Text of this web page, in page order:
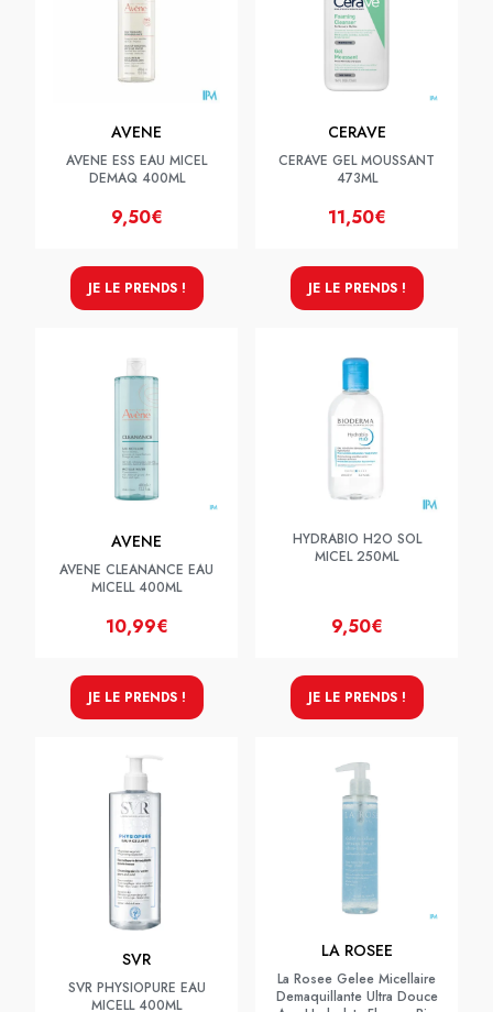
AVENE
AVENE ESS EAU MICEL
DEMAQ 400ML
9,50€
JE LE PRENDS !
CERAVE
CERAVE GEL MOUSSANT
473ML
11,50€
JE LE PRENDS !
AVENE
AVENE CLEANANCE EAU
MICELL 400ML
10,99€
JE LE PRENDS !
HYDRABIO H2O SOL
MICEL 250ML
9,50€
JE LE PRENDS !
SVR
SVR PHYSIOPURE EAU
MICELL 400ML
LA ROSEE
La Rosee Gelee Micellaire
Demaquillante Ultra Douce